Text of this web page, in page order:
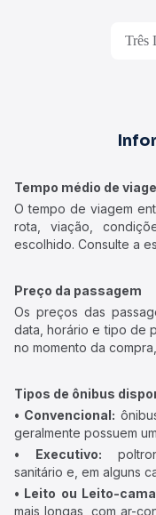
Três
Tempo médio de
O tempo de viagem
rota, viação,
escolhido. Consulte a
Preço da passagem
Os preços das
data, horário e tipo de
no momento da
Tipos de ônibus
• Convencional:
geralmente possuem
• Executivo:
sanitário e, em alguns
• Leito ou Leito-
mais longas, com ar-